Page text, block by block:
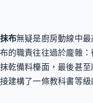
抹布無疑是廚房動線中最
的職責往往過於龐雜：
乾備料檯面，最後甚至
建構了一條教科書等級